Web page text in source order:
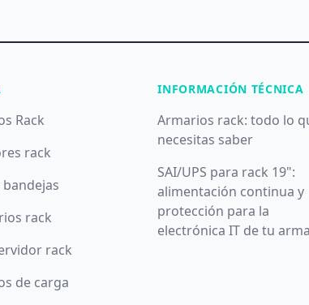
Rack
rack
bandejas
rack
rack
de carga
INFORMACIÓN TÉCNICA
Armarios rack: todo lo
necesitas saber
SAI/UPS para rack 19":
alimentación continua y
protección para la
electrónica IT de tu